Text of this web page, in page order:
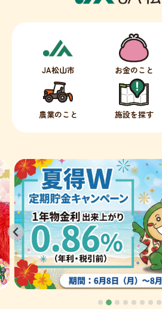
JA松山市 お金のこと
農業のこと 施設を探す